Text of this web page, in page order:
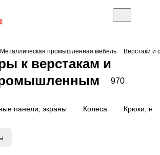
Металлическая промышленная мебель Верстаки и
к верстакам и
970
панели, экраны Колеса Крюки,